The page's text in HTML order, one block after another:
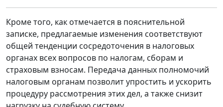
Кроме того, как отмечается в пояснительной
записке, предлагаемые изменения соответствуют
общей тенденции сосредоточения в налоговых
органах всех вопросов по налогам, сборам и
страховым взносам. Передача данных полномочий
налоговым органам позволит упростить и ускорить
процедуру рассмотрения этих дел, а также снизит